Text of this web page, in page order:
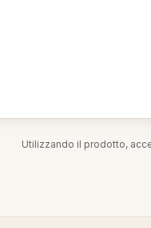
Utilizzando il prodotto,